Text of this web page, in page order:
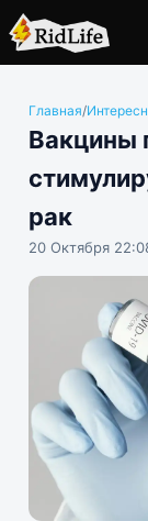
Главная/
Вакцины
рак
20 Октября